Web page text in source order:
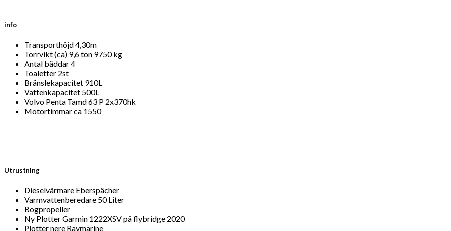
info
Transporthöjd 4,30m
Torrvikt (ca) 9,6 ton 9750 kg
Antal bäddar 4
Toaletter 2st
Bränslekapacitet 910L
Vattenkapacitet 500L
Volvo Penta Tamd 63 P 2x370hk
Motortimmar ca 1550
Utrustning
Dieselvärmare Eberspächer
Varmvattenberedare 50 Liter
Bogpropeller
Ny Plotter Garmin 1222XSV på flybridge 2020
Plotter nere Raymarine